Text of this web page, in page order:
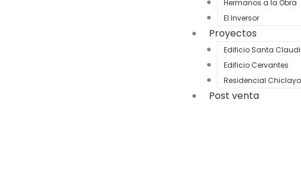
Hermanos a la Obra
El Inversor
Proyectos
Edificio Santa
Edificio Cervantes
Residencial Chiclayo
Post venta